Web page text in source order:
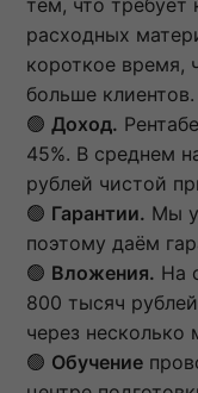
расходных
короткое время,
больше клиентов.
🟢 Доход.
45%. В среднем
рублей чистой
🟢 Гарантии. Мы
поэтому даём
🟢 Вложения. На
800 тысяч
через несколько
🟢 Обучение